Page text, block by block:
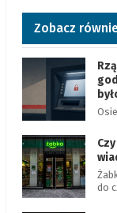
Zobacz
do